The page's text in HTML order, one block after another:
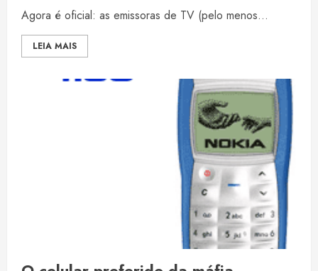
Agora é oficial: as emissoras de TV (pelo menos...
LEIA MAIS